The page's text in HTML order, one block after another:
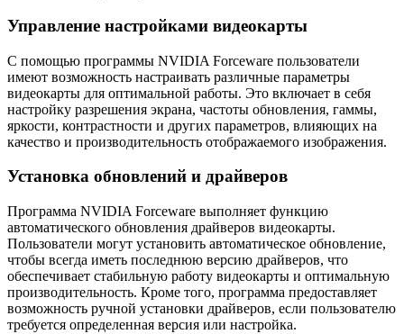
Управление настройками видеокарты
С помощью программы NVIDIA Forceware пользователи
имеют возможность настраивать различные параметры
видеокарты для оптимальной работы. Это включает в себя
настройку разрешения экрана, частоты обновления, гаммы,
яркости, контрастности и других параметров, влияющих на
качество и производительность отображаемого изображения.
Установка обновлений и драйверов
Программа NVIDIA Forceware выполняет функцию
автоматического обновления драйверов видеокарты.
Пользователи могут установить автоматическое обновление,
чтобы всегда иметь последнюю версию драйверов, что
обеспечивает стабильную работу видеокарты и оптимальную
производительность. Кроме того, программа предоставляет
возможность ручной установки драйверов, если пользователю
требуется определенная версия или настройка.